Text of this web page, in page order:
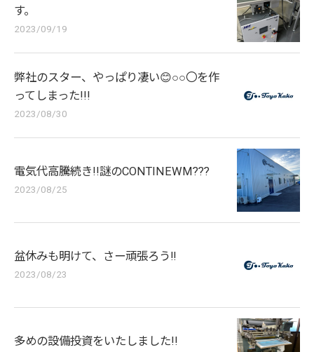
す。
2023/09/19
弊社のスター、やっぱり凄い😊○○〇を作
ってしまった!!!
2023/08/30
電気代高騰続き!!謎のCONTINEWM???
2023/08/25
盆休みも明けて、さー頑張ろう‼
2023/08/23
多めの設備投資をいたしました!!